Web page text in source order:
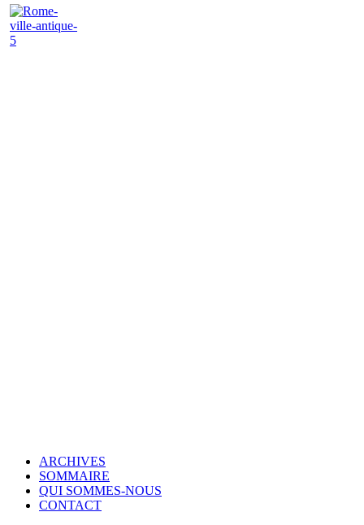
ARCHIVES
SOMMAIRE
QUI SOMMES-NOUS
CONTACT